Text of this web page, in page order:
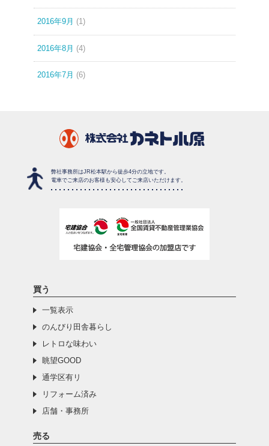
2016年9月 (1)
2016年8月 (4)
2016年7月 (6)
弊社事務所はJR松本駅から徒歩4分の立地です。
電車でご来店のお客様も安心してご来店いただけます。
買う
一覧表示
のんびり田舎暮らし
レトロな味わい
眺望GOOD
通学区有リ
リフォーム済み
店舗・事務所
売る